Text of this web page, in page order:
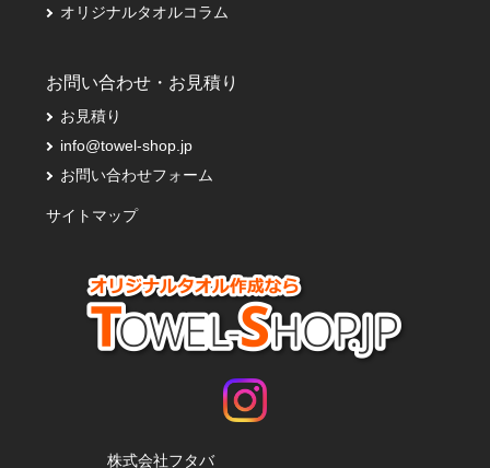
オリジナルタオルコラム
お問い合わせ・お見積り
お見積り
info@towel-shop.jp
お問い合わせフォーム
サイトマップ
株式会社フタバ